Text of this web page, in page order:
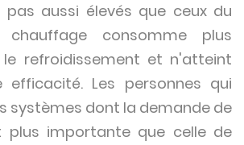
pas aussi élevés que ceux du
chauffage consomme plus
le refroidissement et n'atteint
Les personnes qui
systèmes dont la demande de
plus importante que celle de